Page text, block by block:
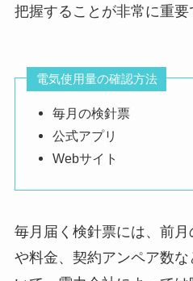
把握することが非常に重要
電気使用量の確認方法
毎月の検針票
公式アプリ
Webサイト
毎月届く検針票には、前月
や料金、契約アンペア数